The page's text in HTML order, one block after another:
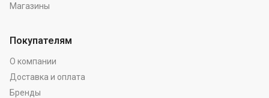
Магазины
Покупателям
О компании
Доставка и оплата
Бренды